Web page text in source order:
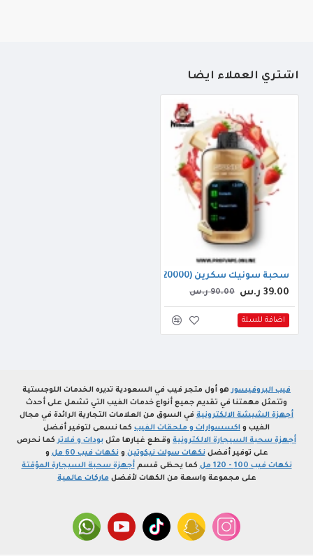
أشتري العملاء أيضاً
سحبة سونيك سكرين (20000 سحبة) تشيز كيك فرولة
39.00 ر.س 90.00 ر.س
اضافة للسلة
فيب البروفيسورهو أول متجر فيب في السعودية تديره الخدمات اللوجستية
وتتمثل مهمتنا في تقديم جميع أنواع خدمات الفيب التي تشمل على أحدث
أجهزة الشيشة الالكترونية في السوق من العلامات التجارية الرائدة في مجال
الفيب و اكسسوارات و ملحقات الفيب كما نسعى لتوفير أفضل
أجهزة سحبة السيجارة الالكترونية وقطع غيارها مثل بودات و فلاتركما نحرص
على توفير أفضلنكهات سولت نيكوتين ونكهات فيب 60 مل
و
نكهات فيب 100 - 120 مل
كما يحظى قسمأجهزة سحبة السيجارة المؤقتة
على مجموعة واسعة من الكهات لأفضل ماركات عالمية